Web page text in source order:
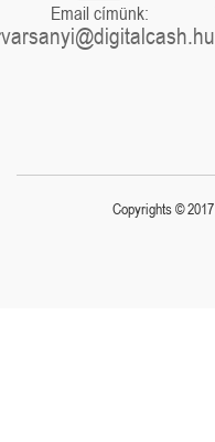
Email címünk:
Copyrights ©